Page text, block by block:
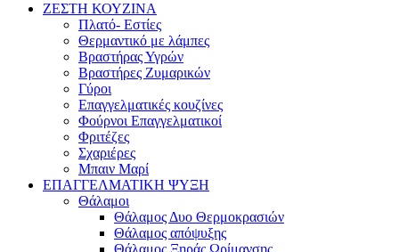
ΖΕΣΤΗ ΚΟΥΖΙΝΑ
Πλατό- Εστίες
Θερμαντικό με λάμπες
Βραστήρας Υγρών
Βραστήρες Ζυμαρικών
Γύροι
Επαγγελματικές κουζίνες
Φούρνοι Επαγγελματικοί
Φριτέζες
Σχαριέρες
Μπαιν Μαρί
ΕΠΑΓΓΕΛΜΑΤΙΚΗ ΨΥΞΗ
Θάλαμοι
Θάλαμος Δυο Θερμοκρασιών
Θάλαμος απόψυξης
Θάλαμος Ξηράς Ωρίμανσης